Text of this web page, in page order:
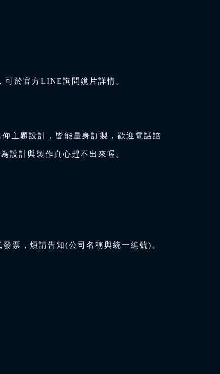
可於官方LINE詢問鏡片詳情。
主題設計，皆能量身訂製，歡迎電話諮
設計與製作真心趕不出來喔。
票，煩請告知(公司名稱與統一編號)。